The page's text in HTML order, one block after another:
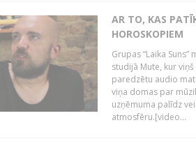
AR TO, KAS
HOROSKOPIEM
Grupas “Laika
studijā Mute, kur
paredzētu audio
viņa domas par
uzņēmuma palīdz
atmosfēru.[video...